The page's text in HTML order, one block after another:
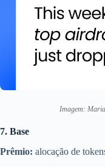
Imagem:
7. Base
Prêmio: alocação de